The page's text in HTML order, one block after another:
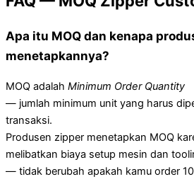
Apa itu MOQ dan kenapa
menetapkannya?
MOQ adalah Minimum Order Quantity
— jumlah minimum unit yang harus
transaksi.
Produsen zipper menetapkan MOQ
melibatkan biaya setup mesin dan
— tidak berubah apakah kamu order